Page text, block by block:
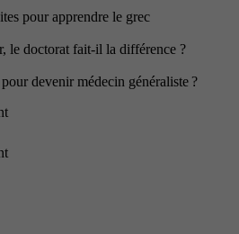
pour apprendre le grec
le doctorat fait-il la différence ?
devenir médecin généraliste ?